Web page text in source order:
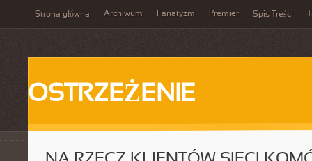
Strona główna Archiwum Fanatyzm Premier Spis Treści
OSTRZEŻENIE